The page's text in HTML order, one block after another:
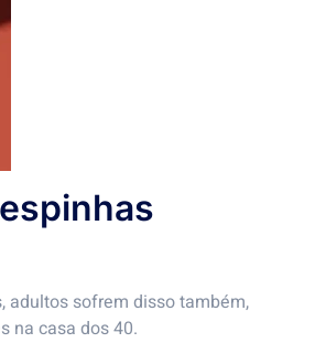
adultos sofrem disso também,
na casa dos 40.